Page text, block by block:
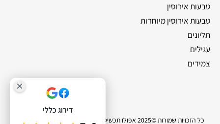
טבעות אירוסין
טבעות אירוסין מיוחדות
תליונים
עגילים
צמידים
כל הזכויות שמורות ©2025 אפולו תכשיטי יהלומים |
דירוג כללי